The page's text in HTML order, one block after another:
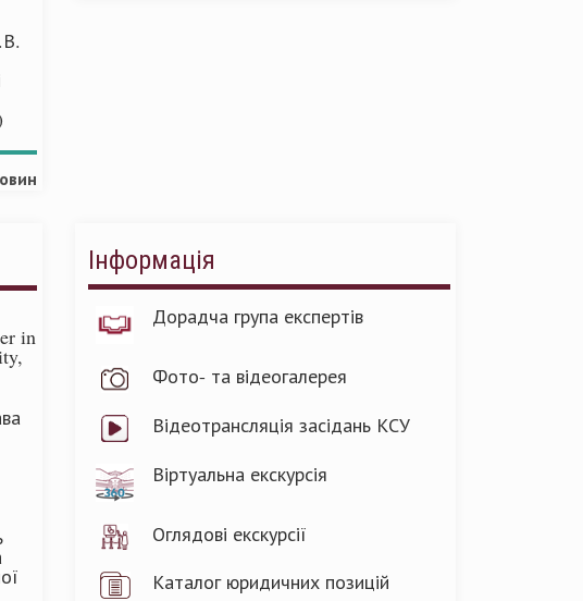
in
Інформація
Дорадча група експертів
Фото- та відеогалерея
Відеотрансляція засідань КСУ
Віртуальна екскурсія
Оглядові екскурсії
Каталог юридичних позицій